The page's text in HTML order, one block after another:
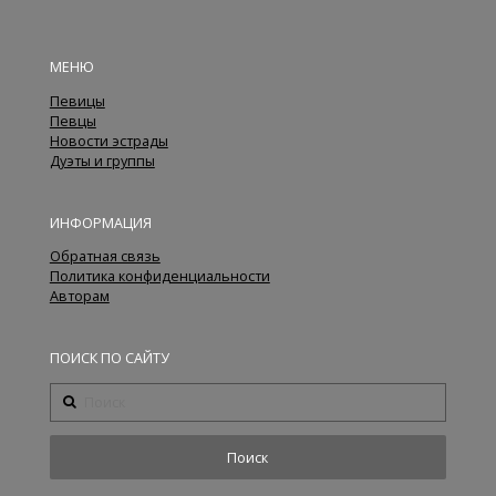
МЕНЮ
Певицы
Певцы
Новости эстрады
Дуэты и группы
ИНФОРМАЦИЯ
Обратная связь
Политика конфиденциальности
Авторам
ПОИСК ПО САЙТУ